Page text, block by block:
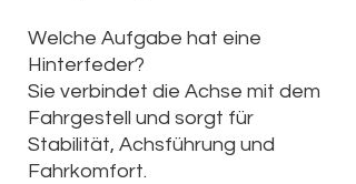
Welche Aufgabe hat eine
Hinterfeder?
Sie verbindet die Achse mit dem
Fahrgestell und sorgt für
Stabilität, Achsführung und
Fahrkomfort.